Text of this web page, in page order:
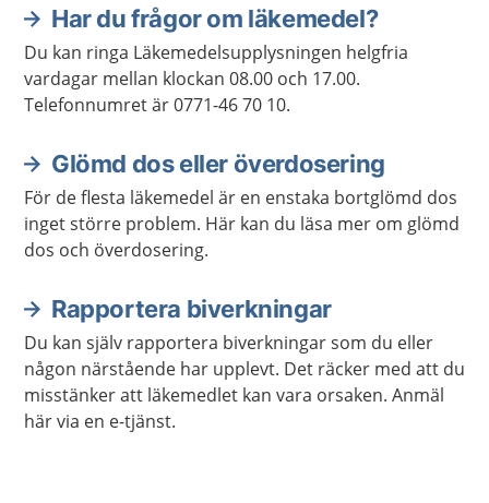
Har du frågor om läkemedel?
Du kan ringa Läkemedelsupplysningen helgfria
vardagar mellan klockan 08.00 och 17.00.
Telefonnumret är 0771-46 70 10.
Glömd dos eller överdosering
För de flesta läkemedel är en enstaka bortglömd dos
inget större problem. Här kan du läsa mer om glömd
dos och överdosering.
Rapportera biverkningar
Du kan själv rapportera biverkningar som du eller
någon närstående har upplevt. Det räcker med att du
misstänker att läkemedlet kan vara orsaken. Anmäl
här via en e-tjänst.